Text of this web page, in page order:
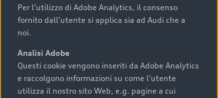
I requisiti fondamentali da considerare prima di
acquistare un’auto usata, oltre al prezzo e all'aspetto,
chilometraggio: un valore contenuto corrisponde a
uno stato migliore del veicolo e a una maggiore
durata nel tempo;
Per l'utilizzo di Adobe Analytics, il consenso
fornito dall'utente si applica sia ad Audi che a
noi.
Analisi Adobe
Questi cookie vengono inseriti da Adobe Analytics
e raccolgono informazioni su come l'utente
utilizza il nostro sito Web, e.g. pagine a cui